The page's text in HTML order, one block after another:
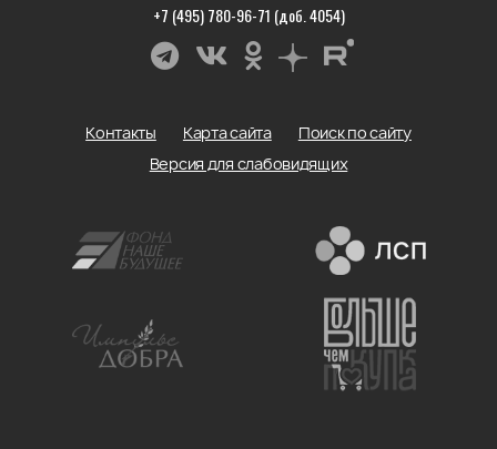
+7 (495) 780-96-71 (доб. 4054)
Контакты Карта сайта
Поиск по сайту
Версия для слабовидящих